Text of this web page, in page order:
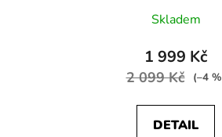
Skladem
1 999 Kč
2 099 Kč (–4
DETAIL